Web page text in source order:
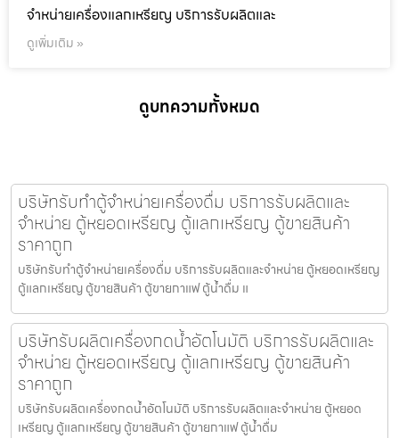
จำหน่ายเครื่องแลกเหรียญ บริการรับผลิตและ
ดูเพิ่มเติม »
ดูบทความทั้งหมด
บริษัทรับทำตู้จำหน่ายเครื่องดื่ม บริการรับผลิตและ
จำหน่าย ตู้หยอดเหรียญ ตู้แลกเหรียญ ตู้ขายสินค้า
ราคาถูก
บริษัทรับทำตู้จำหน่ายเครื่องดื่ม บริการรับผลิตและจำหน่าย ตู้หยอดเหรียญ
ตู้แลกเหรียญ ตู้ขายสินค้า ตู้ขายกาแฟ ตู้น้ำดื่ม แ
บริษัทรับผลิตเครื่องกดน้ำอัตโนมัติ บริการรับผลิตและ
จำหน่าย ตู้หยอดเหรียญ ตู้แลกเหรียญ ตู้ขายสินค้า
ราคาถูก
บริษัทรับผลิตเครื่องกดน้ำอัตโนมัติ บริการรับผลิตและจำหน่าย ตู้หยอด
เหรียญ ตู้แลกเหรียญ ตู้ขายสินค้า ตู้ขายกาแฟ ตู้น้ำดื่ม